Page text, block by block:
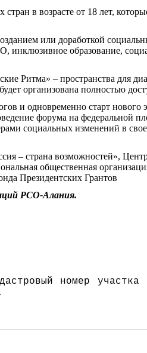
в возрасте от 18 лет,
или доработкой
инклюзивное образование,
Ритма» – пространства для
организована полностью
и одновременно старт нового
форума на федеральной
социальных изменений в
– страна возможностей»,
общественная
Президентских Грантов
РСО-Алания.
номер